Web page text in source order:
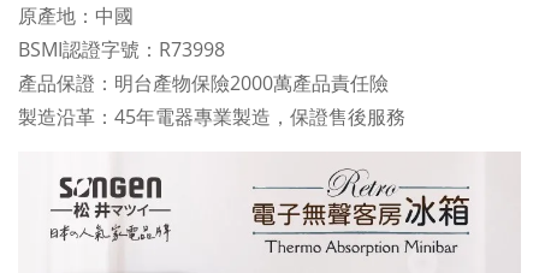
原產地：中國
BSMI認證字號：R73998
產品保證：明台產物保險2000萬產品責任險
製造沿革：45年電器專業製造，保證售後服務